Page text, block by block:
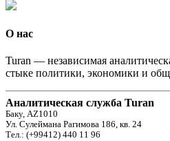
О нас
Turan — независимая
стыке политики, экономики и
Аналитическая служба Turan
Баку, AZ1010
Ул. Сулеймана Рагимова 186, кв. 24
Тел.: (+99412) 440 11 96